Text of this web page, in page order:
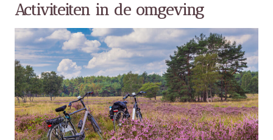
Activiteiten in de omgeving